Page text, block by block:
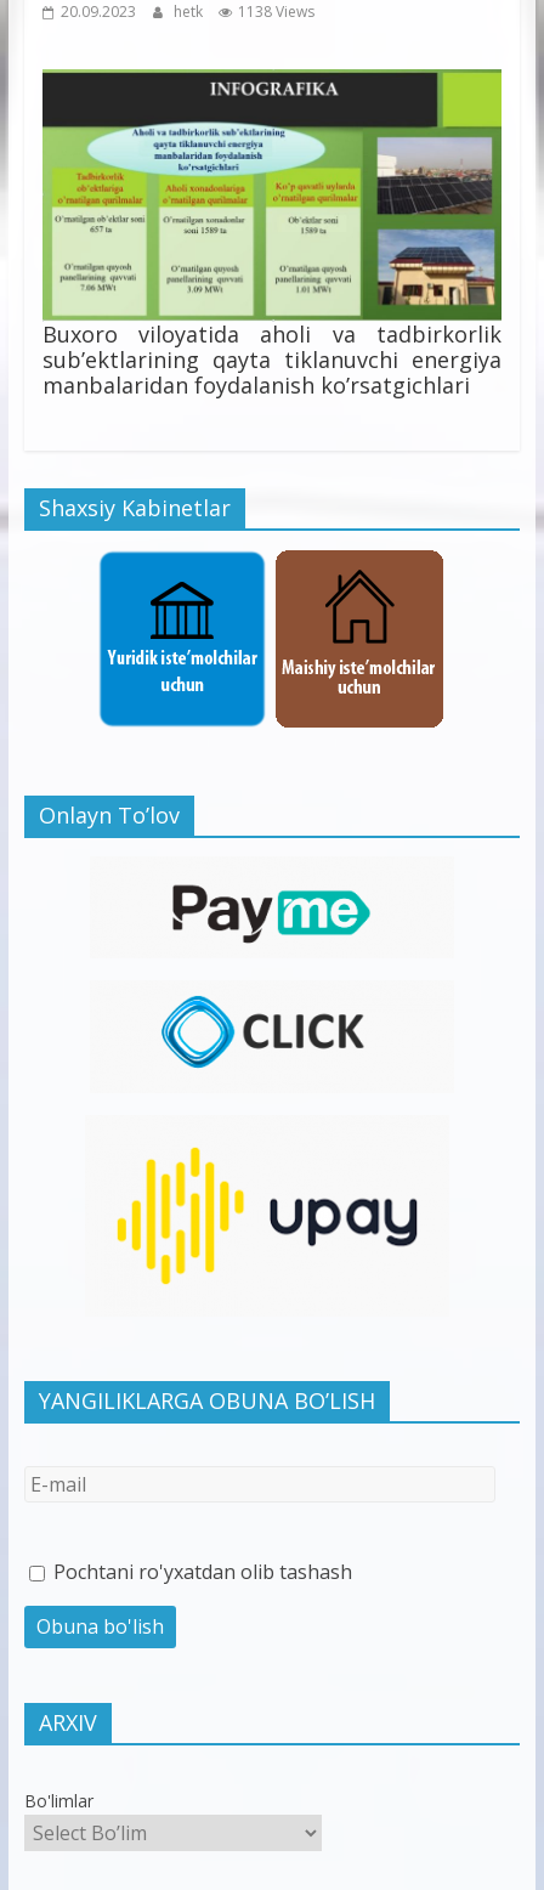
20.09.2023 hetk 1138 Views
Buxoro viloyatida aholi va tadbirkorlik
sub’ektlarining qayta tiklanuvchi energiya
manbalaridan foydalanish ko’rsatgichlari
Shaxsiy Kabinetlar
Onlayn To’lov
YANGILIKLARGA OBUNA BO’LISH
Pochtani ro'yxatdan olib tashash
ARXIV
Bo'limlar